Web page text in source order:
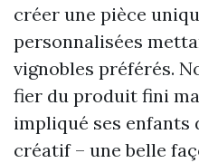
créer une pièce
personnalisées
vignobles préférés.
fier du produit fini
impliqué ses enfants
créatif – une belle